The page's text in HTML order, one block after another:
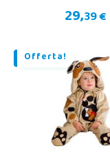
29,39 €
Offerta!